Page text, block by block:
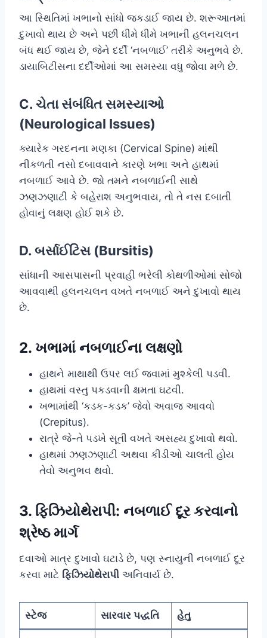
આ સ્થિતિમાં ખભાનો સાંધો જકડાઈ જાય છે. શરૂઆતમાં
દુખાવો થાય છે અને પછી ધીમે ધીમે ખભાની હલનચલન
બંધ થઈ જાય છે, જેને દર્દી ‘નબળાઈ’ તરીકે અનુભવે છે.
ડાયાબિટીસના દર્દીઓમાં આ સમસ્યા વધુ જોવા મળે છે.
C. ચેતા સંબંધિત સમસ્યાઓ
(Neurological Issues)
ક્યારેક ગરદનના મણકા (Cervical Spine) માંથી
નીકળતી નસો દબાવવાને કારણે ખભા અને હાથમાં
નબળાઈ આવે છે. જો તમને નબળાઈની સાથે
ઝણઝણાટી કે બહેરાશ અનુભવાય, તો તે નસ દબાતી
હોવાનું લક્ષણ હોઈ શકે છે.
D. બર્સાઈટિસ (Bursitis)
સાંધાની આસપાસની પ્રવાહી ભરેલી કોથળીઓમાં સોજો
આવવાથી હલનચલન વખતે નબળાઈ અને દુખાવો થાય
છે.
2. ખભામાં નબળાઈના લક્ષણો
હાથને માથાથી ઉપર લઈ જવામાં મુશ્કેલી પડવી.
હાથમાં વસ્તુ પકડવાની ક્ષમતા ઘટવી.
ખભામાંથી ‘કડક-કડક’ જેવો અવાજ આવવો
(Crepitus).
રાત્રે જે-તે પડખે સૂતી વખતે અસહ્ય દુખાવો થવો.
હાથમાં ઝણઝણાટી અથવા કીડીઓ ચાલતી હોય
તેવો અનુભવ થવો.
3. ફિઝિયોથેરાપી: નબળાઈ દૂર કરવાનો
શ્રેષ્ઠ માર્ગ
દવાઓ માત્ર દુખાવો ઘટાડે છે, પણ સ્નાયુની નબળાઈ દૂર
કરવા માટે ફિઝિયોથેરાપી અનિવાર્ય છે.
સ્ટેજ સારવાર પદ્ધતિ હેતુ